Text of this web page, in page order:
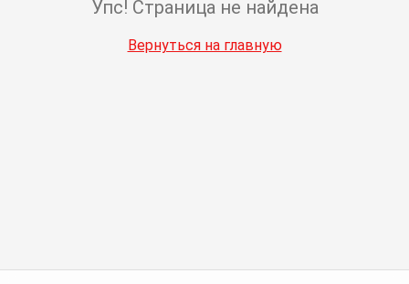
Упс! Страница не найдена
Вернуться на главную